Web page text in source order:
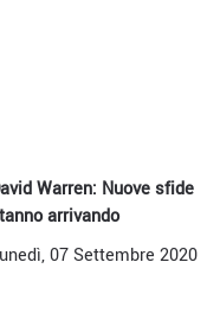
Warren: Nuove sfide
arrivando
07 Settembre 2020